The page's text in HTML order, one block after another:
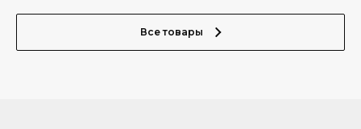
Все товары